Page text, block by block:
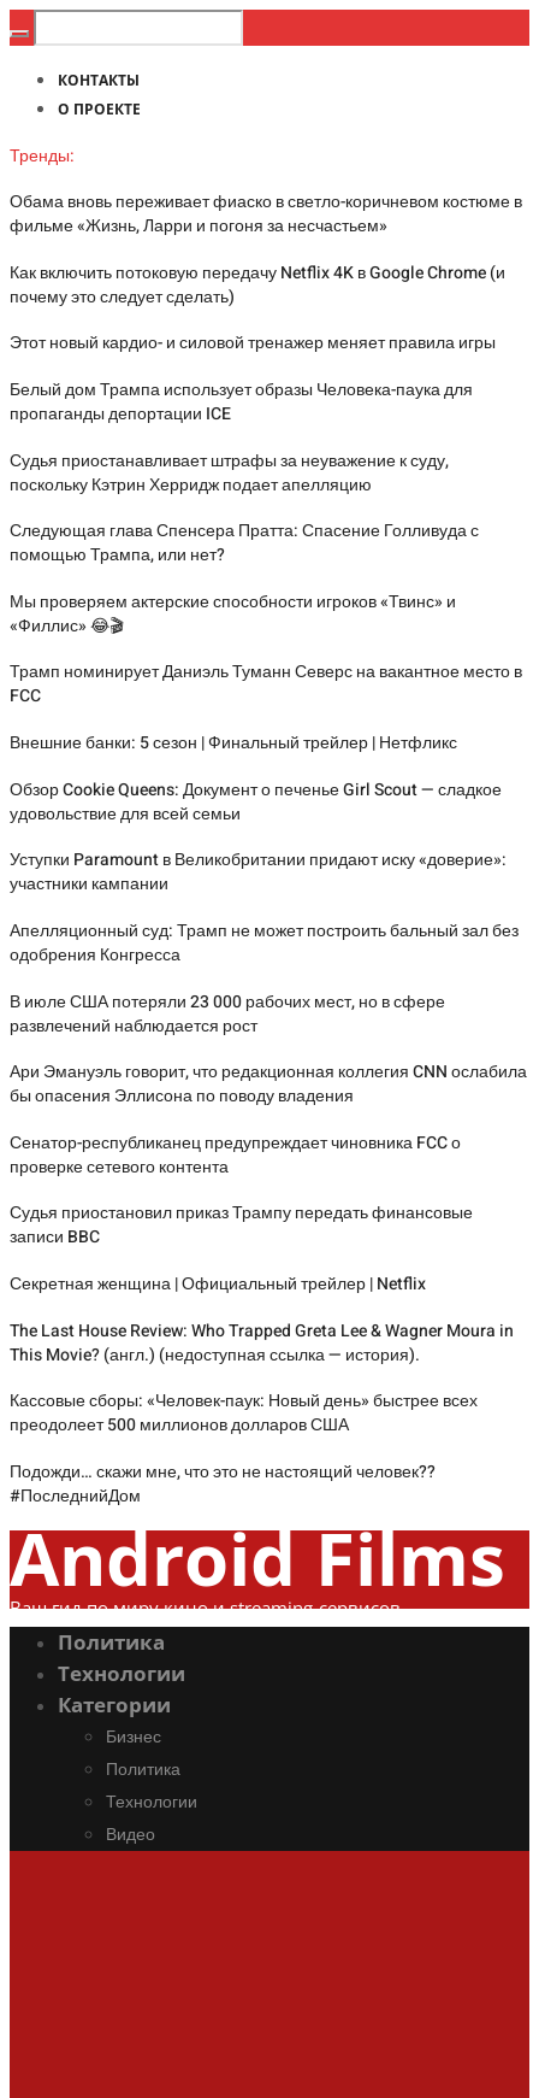
КОНТАКТЫ
О ПРОЕКТЕ
Тренды:
Обама вновь переживает фиаско в светло-коричневом костюме в
фильме «Жизнь, Ларри и погоня за несчастьем»
Как включить потоковую передачу Netflix 4K в Google Chrome (и
почему это следует сделать)
Этот новый кардио- и силовой тренажер меняет правила игры
Белый дом Трампа использует образы Человека-паука для
пропаганды депортации ICE
Судья приостанавливает штрафы за неуважение к суду,
поскольку Кэтрин Херридж подает апелляцию
Следующая глава Спенсера Пратта: Спасение Голливуда с
помощью Трампа, или нет?
Мы проверяем актерские способности игроков «Твинс» и
«Филлис» 😂🎬
Трамп номинирует Даниэль Туманн Северс на вакантное место в
FCC
Внешние банки: 5 сезон | Финальный трейлер | Нетфликс
Обзор Cookie Queens: Документ о печенье Girl Scout — сладкое
удовольствие для всей семьи
Уступки Paramount в Великобритании придают иску «доверие»:
участники кампании
Апелляционный суд: Трамп не может построить бальный зал без
одобрения Конгресса
В июле США потеряли 23 000 рабочих мест, но в сфере
развлечений наблюдается рост
Ари Эмануэль говорит, что редакционная коллегия CNN ослабила
бы опасения Эллисона по поводу владения
Сенатор-республиканец предупреждает чиновника FCC о
проверке сетевого контента
Судья приостановил приказ Трампу передать финансовые
записи BBC
Секретная женщина | Официальный трейлер | Netflix
The Last House Review: Who Trapped Greta Lee & Wagner Moura in
This Movie? (англ.) (недоступная ссылка — история).
Кассовые сборы: «Человек-паук: Новый день» быстрее всех
преодолеет 500 миллионов долларов США
Подожди… скажи мне, что это не настоящий человек??
#ПоследнийДом
Android Films
Ваш гид по миру кино и streaming-сервисов
Политика
Технологии
Категории
Бизнес
Политика
Технологии
Видео